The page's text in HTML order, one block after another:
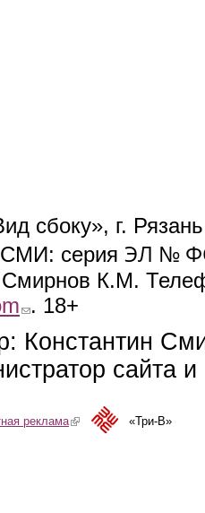
сбоку», г.
СМИ: серия ЭЛ №
Смирнов К.М.
(link sends e-mail)
. 18+
Константин
сайта
реклама(link is external)«Три-В»